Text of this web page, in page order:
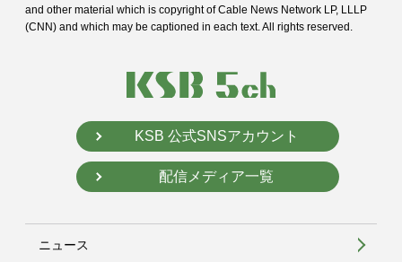
and other material which is copyright of Cable News Network LP, LLLP
(CNN) and which may be captioned in each text. All rights reserved.
KSB 公式SNSアカウント
配信メディア一覧
ニュース